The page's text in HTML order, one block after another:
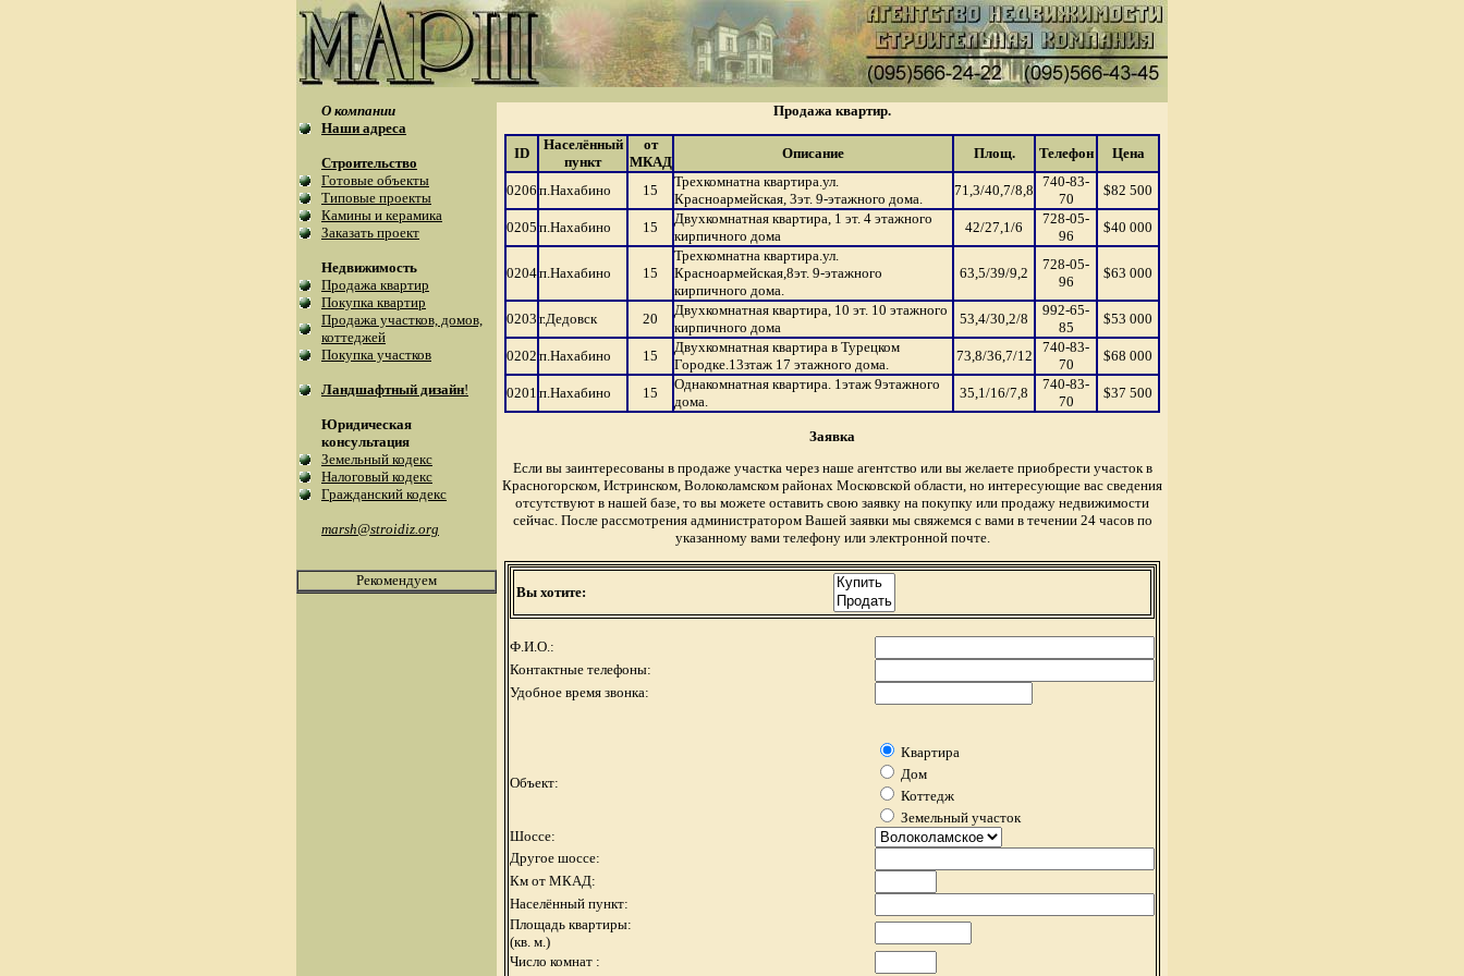
О компании
Наши адреса
Строительство
Готовые объекты
Типовые проекты
Камины и керамика
Заказать проект
Недвижимость
Продажа квартир
Покупка квартир
Продажа участков, домов,
коттеджей
Покупка участков
Ландшафтный дизайн!
Юридическая
консультация
Земельный кодекс
Налоговый кодекс
Гражданский кодекс
marsh@stroidiz.org
Рекомендуем
Продажа квартир.
ID
Населённый
пункт
от
МКАД
Описание Площ. Телефон Цена
0206 п.Нахабино 15
Трехкомнатна квартира.ул.
Красноармейская, 3эт. 9-этажного дома.
71,3/40,7/8,8
740-83-
70
$82 500
0205 п.Нахабино 15
Двухкомнатная квартира, 1 эт. 4 этажного
кирпичного дома
42/27,1/6
728-05-
96
$40 000
0204п.Нахабино 15
Трехкомнатна квартира.ул.
Красноармейская,8эт. 9-этажного
кирпичного дома.
63,5/39/9,2
728-05-
96
$63 000
0203 г.Дедовск 20
Двухкомнатная квартира, 10 эт. 10 этажного
кирпичного дома
53,4/30,2/8
992-65-
85
$53 000
0202 п.Нахабино 15
Двухкомнатная квартира в Турецком
Городке.13зтаж 17 этажного дома.
73,8/36,7/12
740-83-
70
$68 000
0201 п.Нахабино 15
Однакомнатная квартира. 1этаж 9этажного
дома.
35,1/16/7,8
740-83-
70
$37 500
Заявка
Если вы заинтересованы в продаже участка через наше агентство или вы желаете приобрести участок в
Красногорском, Истринском, Волоколамском районах Московской области, но интересующие вас сведения
отсутствуют в нашей базе, то вы можете оставить свою заявку на покупку или продажу недвижимости
сейчас. После рассмотрения администратором Вашей заявки мы свяжемся с вами в течении 24 часов по
указанному вами телефону или электронной почте.
Вы хотите:
Ф.И.О.:
Контактные телефоны:
Удобное время звонка:
Объект:
Квартира
Дом
Коттедж
Земельный участок
Шоссе:
Другое шоссе:
Км от МКАД:
Населённый пункт:
Площадь квартиры:
(кв. м.)
Число комнат :